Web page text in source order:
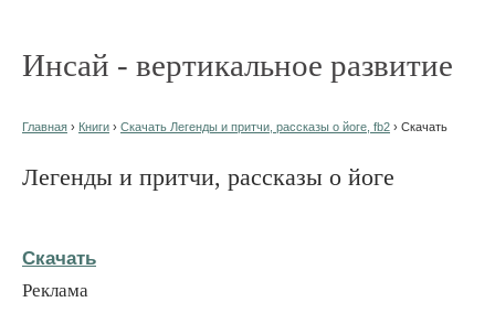
Инсай - вертикальное развитие
Главная › Книги › Скачать Легенды и притчи, рассказы о йоге, fb2 › Скачать
Легенды и притчи, рассказы о йоге
Скачать
Реклама